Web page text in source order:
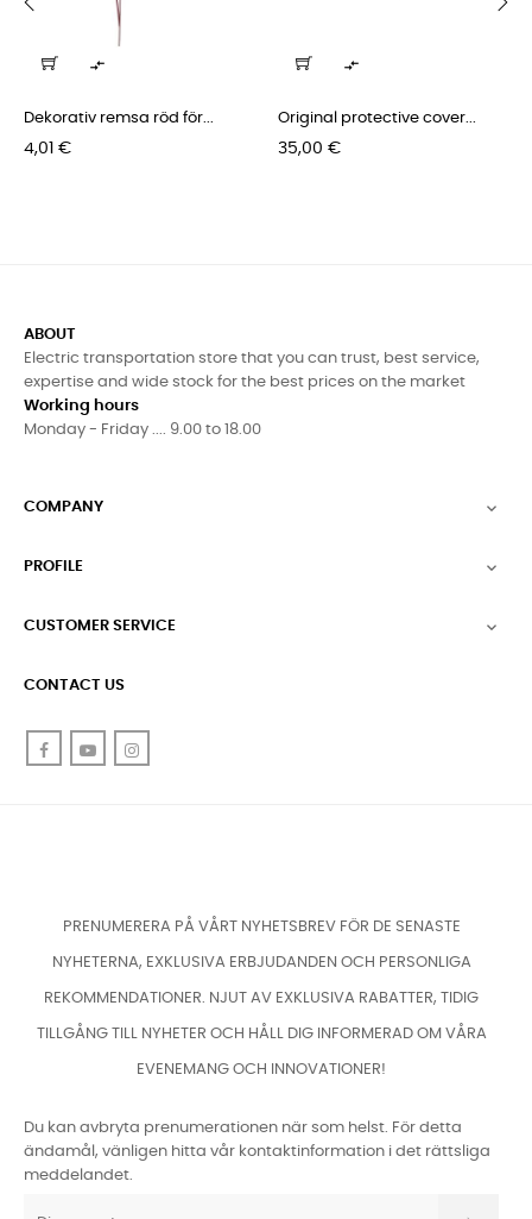

Dekorativ remsa röd för...
Pris
4,01 €

Original protective cover...
Pris
35,00 €
ABOUT
Electric transportation store that you can trust, best service,
expertise and wide stock for the best prices on the market
Working hours
Monday - Friday .... 9.00 to 18.00
COMPANY 
PROFILE 
CUSTOMER SERVICE 
CONTACT US
FacebookYouTube
PRENUMERERA PÅ VÅRT NYHETSBREV FÖR DE SENASTE
NYHETERNA, EXKLUSIVA ERBJUDANDEN OCH PERSONLIGA
REKOMMENDATIONER. NJUT AV EXKLUSIVA RABATTER, TIDIG
TILLGÅNG TILL NYHETER OCH HÅLL DIG INFORMERAD OM VÅRA
EVENEMANG OCH INNOVATIONER!
Du kan avbryta prenumerationen när som helst. För detta
ändamål, vänligen hitta vår kontaktinformation i det rättsliga
meddelandet.